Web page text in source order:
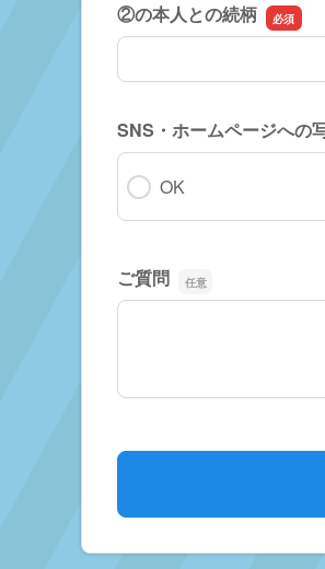
②の本人との続柄
②の本人との続柄
SNS・ホームページへの
OK
ご質問
ご質問